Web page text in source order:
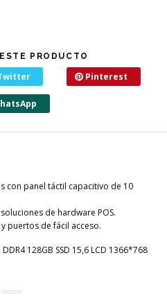
PRODUCTO
Pinterest
con panel táctil capacitivo de 10
de hardware POS.
puertos de fácil acceso.
128GB SSD 15,6 LCD 1366*768